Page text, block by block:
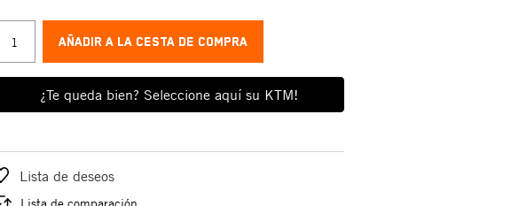
¿Te queda bien? Seleccione aquí su KTM!
AÑADIR A LA CESTA DE COMPRA
Lista de deseos
Lista de comparación